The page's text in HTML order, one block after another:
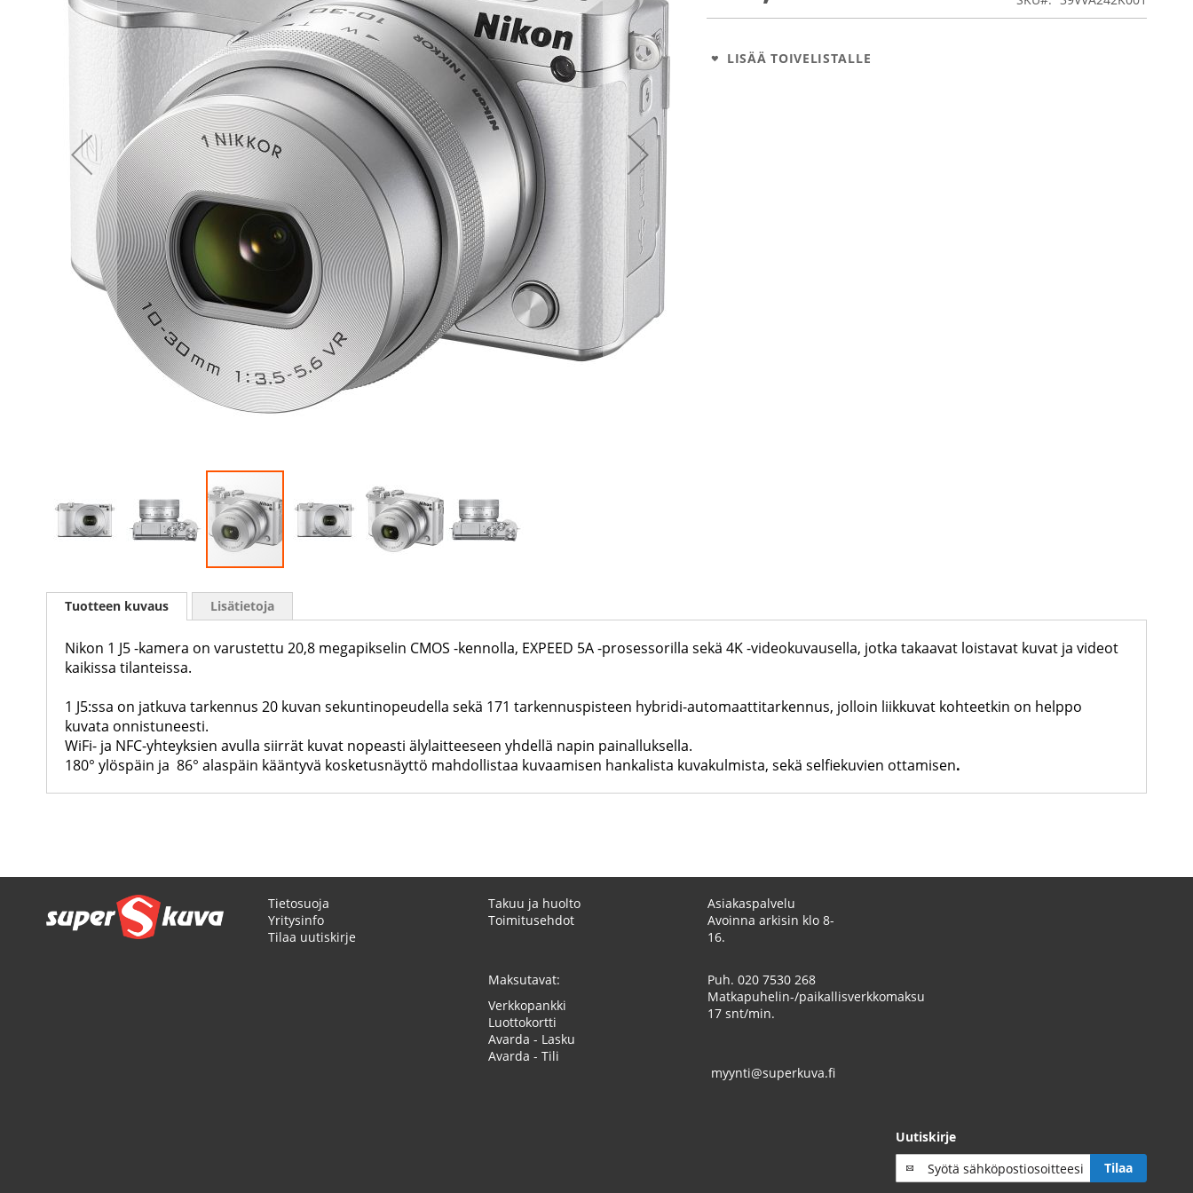
LISÄÄ TOIVELISTALLE
to
images
Tuotteen kuvaus
Nikon 1 J5 -kamera on varustettu 20,8 megapikselin CMOS -kennolla, EXPEED 5A -prosessorilla sekä 4K -videokuvausella, jotka takaavat loistavat kuvat ja videot
kaikissa tilanteissa.
1 J5:ssa on jatkuva tarkennus 20 kuvan sekuntinopeudella sekä 171 tarkennuspisteen hybridi-automaattitarkennus, jolloin liikkuvat kohteetkin on helppo
kuvata onnistuneesti.
WiFi- ja NFC-yhteyksien avulla siirrät kuvat nopeasti älylaitteeseen yhdellä napin painalluksella.
180° ylöspäin ja 86° alaspäin kääntyvä kosketusnäyttö mahdollistaa kuvaamisen hankalista kuvakulmista, sekä selfiekuvien ottamisen.
Lisätietoja
Tietosuoja
Yritysinfo
Tilaa uutiskirje
Takuu ja huolto
Toimitusehdot
Maksutavat:
Verkkopankki
Luottokortti
Avarda - Lasku
Avarda - Tili
Asiakaspalvelu
Avoinna arkisin klo 8-
16.
Puh. 020 7530 268
Matkapuhelin-/paikallisverkkomaksu
17 snt/min.
myynti@superkuva.fi
Uutiskirje
Tilaa
uutiskirje
Tilaa